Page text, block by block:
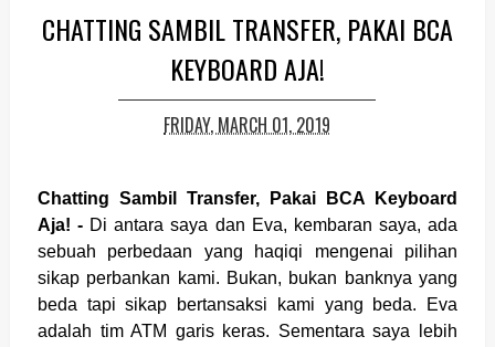
CHATTING SAMBIL TRANSFER, PAKAI BCA
KEYBOARD AJA!
FRIDAY, MARCH 01, 2019
Chatting Sambil Transfer, Pakai BCA Keyboard
Aja! - Di antara saya dan Eva, kembaran saya, ada
sebuah perbedaan yang haqiqi mengenai pilihan
sikap perbankan kami. Bukan, bukan banknya yang
beda tapi sikap bertansaksi kami yang beda. Eva
adalah tim ATM garis keras. Sementara saya lebih